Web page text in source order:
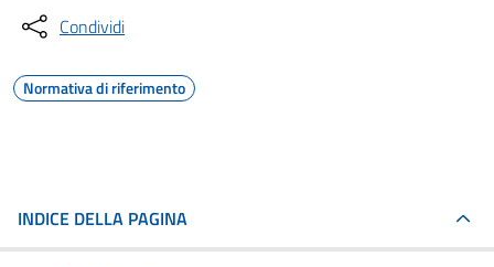
Condividi
Normativa di riferimento
INDICE DELLA PAGINA